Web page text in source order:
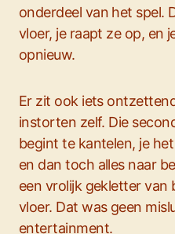
onderdeel van het spel.
vloer, je raapt ze op, en
opnieuw.
Er zit ook iets
instorten zelf. Die
begint te kantelen, je
en dan toch alles naar
een vrolijk gekletter van
vloer. Dat was geen
entertainment.